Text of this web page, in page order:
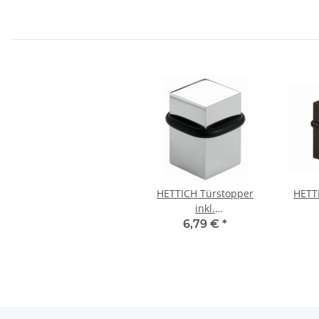
HETTICH Türstopper
inkl.
Befestigungsmaterial,
6,79 € *